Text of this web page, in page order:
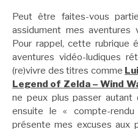
Peut être faites-vous
assidument mes aventures
Pour rappel, cette rubrique
aventures vidéo-ludiques
(re)vivre des titres comme
Legend of Zelda – Wind
ne peux plus passer
ensuite le « compte-
présente mes excuses aux